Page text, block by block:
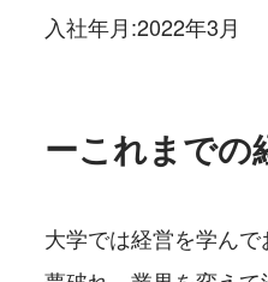
入社年月:2022年3月
ーこれまでの
大学では経営を学ん